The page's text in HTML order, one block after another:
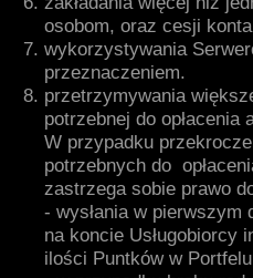
osobom, oraz cesji
wykorzystywania
przeznaczeniem.
przetrzymywania
potrzebnej do opłacenia
W przypadku
potrzebnych do
zastrzega sobie prawo
- wysłania w pierwszym
na koncie Usługobiorcy
ilości Puntków w Portfelu